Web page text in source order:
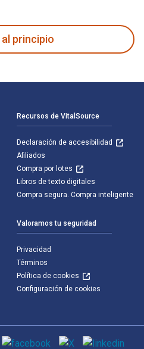
principio
Recursos de VitalSource
Declaración de accesibilidad
Afiliados
Compra por lotes
Libros de texto digitales
Compra segura. Compra inteligente
Valoramos tu seguridad
Privacidad
Términos
Política de cookies
Configuración de cookies